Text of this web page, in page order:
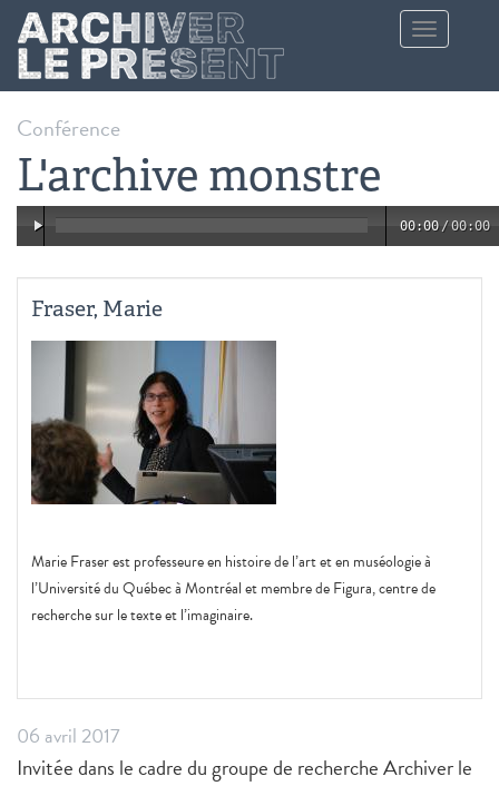
Aller au contenu principal
Toggle
navigation
Conférence
L'archive monstre
00:00 /00:00
Fraser, Marie
Marie Fraser est professeure en histoire de l’art et en muséologie à
l’Université du Québec à Montréal et membre de Figura, centre de
recherche sur le texte et l’imaginaire.
06 avril 2017
Invitée dans le cadre du groupe de recherche Archiver le